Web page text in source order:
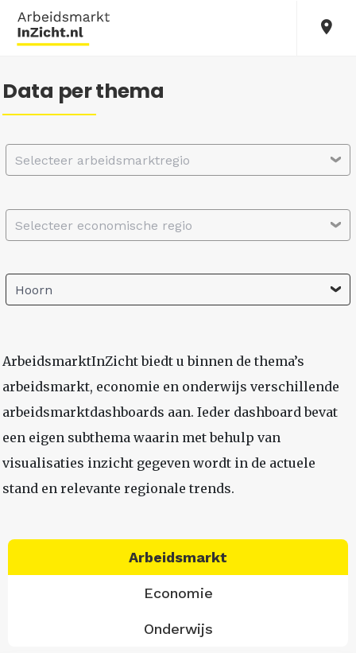
Data per thema
Selecteer arbeidsmarktregio
Selecteer economische regio
Hoorn
ArbeidsmarktInZicht biedt u binnen de thema’s
arbeidsmarkt, economie en onderwijs verschillende
arbeidsmarktdashboards aan. Ieder dashboard bevat
een eigen subthema waarin met behulp van
visualisaties inzicht gegeven wordt in de actuele
stand en relevante regionale trends.
Arbeidsmarkt
Economie
Onderwijs